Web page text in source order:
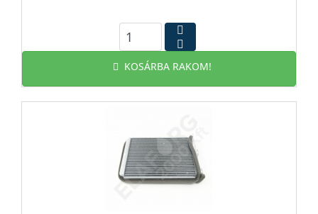
KOSÁRBA RAKOM!